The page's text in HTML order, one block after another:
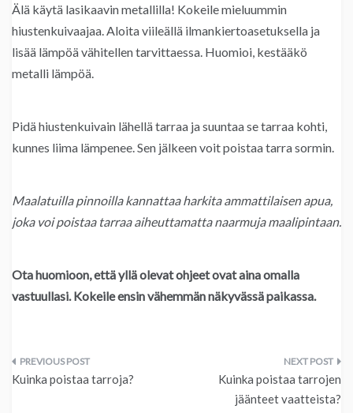
Älä käytä lasikaavin metallilla! Kokeile mieluummin
hiustenkuivaajaa. Aloita viileällä ilmankiertoasetuksella ja
lisää lämpöä vähitellen tarvittaessa. Huomioi, kestääkö
metalli lämpöä.
Pidä hiustenkuivain lähellä tarraa ja suuntaa se tarraa kohti,
kunnes liima lämpenee. Sen jälkeen voit poistaa tarra sormin.
Maalatuilla pinnoilla kannattaa harkita ammattilaisen apua,
joka voi poistaa tarraa aiheuttamatta naarmuja maalipintaan.
Ota huomioon, että yllä olevat ohjeet ovat aina omalla
vastuullasi. Kokeile ensin vähemmän näkyvässä paikassa.
Artikkelien
Kuinka poistaa tarroja?
Kuinka poistaa tarrojen
jäänteet vaatteista?